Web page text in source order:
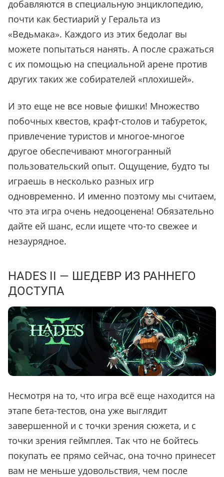
добавляются в специальную энциклопедию,
почти как бестиарий у Геральта из
«Ведьмака». Каждого из этих бедолаг вы
можете попытаться нанять. А после сражаться
с их помощью на специальной арене против
других таких же собирателей «плохишей».
И это еще не все новые фишки! Множество
побочных квестов, крафт-столов и табуреток,
привлечение туристов и многое-многое
другое обеспечивают многогранный
пользовательский опыт. Ощущение, будто ты
играешь в несколько разных игр
одновременно. И именно поэтому мы считаем,
что эта игра очень недооценена! Обязательно
дайте ей шанс, если ищете что-то свежее и
незаурядное.
HADES II — ШЕДЕВР ИЗ РАННЕГО
ДОСТУПА
Несмотря на то, что игра всё еще находится на
этапе бета-тестов, она уже выглядит
завершенной и с точки зрения сюжета, и с
точки зрения геймплея. Так что не бойтесь
покупать ее прямо сейчас, она точно принесет
вам не меньше удовольствия, чем после